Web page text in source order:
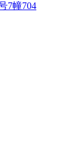
7幢704